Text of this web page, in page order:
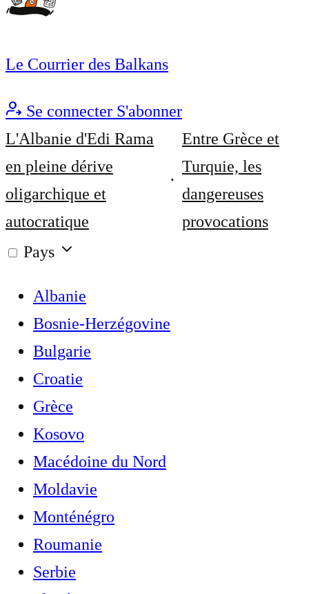
Le Courrier des Balkans
Se connecter S'abonner
L'Albanie d'Edi Rama
en pleine dérive
oligarchique et
autocratique
Entre Grèce et
Turquie, les
dangereuses
provocations
Pays
Albanie
Bosnie-Herzégovine
Bulgarie
Croatie
Grèce
Kosovo
Macédoine du Nord
Moldavie
Monténégro
Roumanie
Serbie